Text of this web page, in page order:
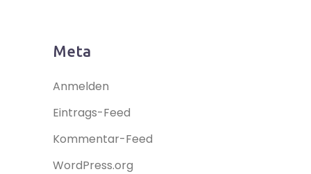
Meta
Anmelden
Eintrags-Feed
Kommentar-Feed
WordPress.org